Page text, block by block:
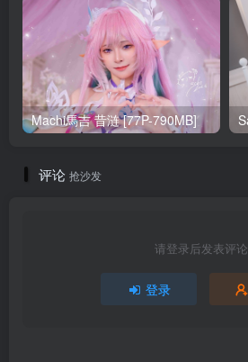
Machi馬吉 昔涟 [77P-790MB]
评论 抢沙发
请登录后发表评论
登录